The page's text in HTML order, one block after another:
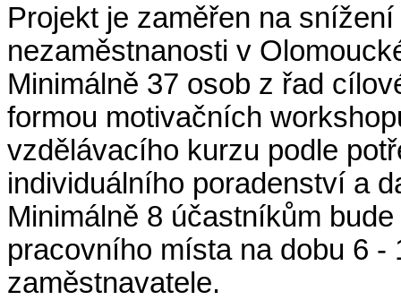
Projekt je zaměřen na
nezaměstnanosti v
Minimálně 37 osob z řad
formou motivačních
vzdělávacího kurzu podle
individuálního poradenství a
Minimálně 8 účastníkům
pracovního místa na dobu 6 -
zaměstnavatele.